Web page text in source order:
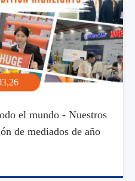
el mundo - Nuestros
de mediados de año